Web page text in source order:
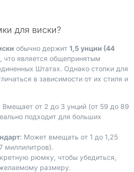
для виски?
обычно держит 1,5 унции (44
что является общепринятым
Штатах. Однако стопки для
в зависимости от их стиля и
Вмещает от 2 до 3 унций (от 59 до 89
подходит для больших
: Может вмещать от 1 до 1,25
миллилитров).
рюмку, чтобы убедиться,
желаемому размеру.